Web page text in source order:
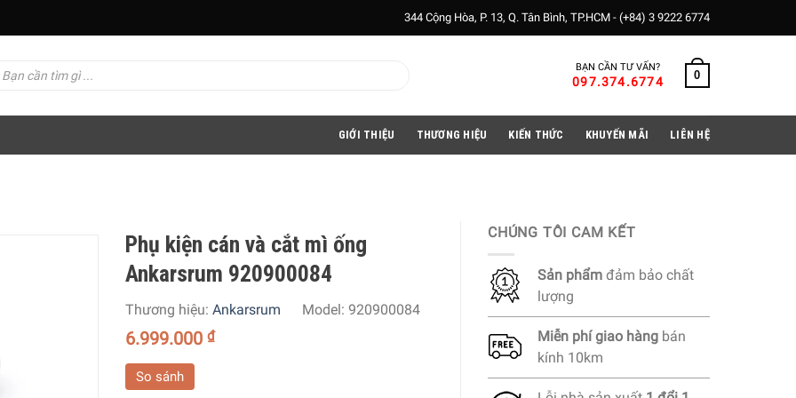
344 Cộng Hòa, P. 13, Q. Tân Bình, TP.HCM - (+84) 3 9222 6774
BẠN CẦN TƯ VẤN?
097.374.6774 0
GIỚI THIỆU THƯƠNG HIỆU KIẾN THỨC KHUYẾN MÃI LIÊN HỆ
Phụ kiện cán và cắt mì ống
Ankarsrum 920900084
Thương hiệu: Ankarsrum Model: 920900084
6.999.000 ₫
So sánh
CHÚNG TÔI CAM KẾT
Sản phẩm đảm bảo chất
lượng
Miễn phígiao hàng bán
kính 10km